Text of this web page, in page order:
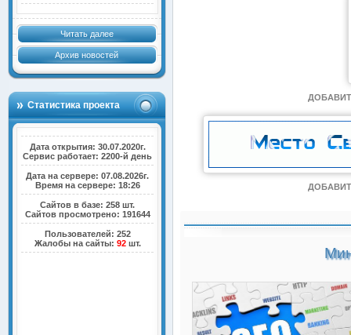
Читать далее
Архив новостей
Статистика проекта
Дата открытия: 30.07.2020г.
Сервис работает: 2200-й день
Дата на сервере: 07.08.2026г.
Время на сервере: 18:26
Сайтов в базе: 258 шт.
Сайтов просмотрено: 191644
Пользователей: 252
Жалобы на сайты: 92шт.